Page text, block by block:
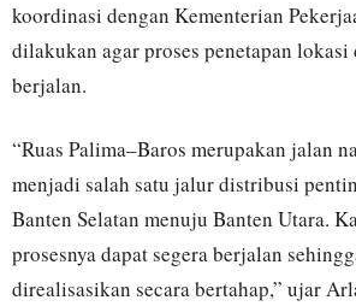
koordinasi dengan Kementerian
dilakukan agar proses penetapan lokasi
berjalan.
“Ruas Palima–Baros merupakan jalan
menjadi salah satu jalur distribusi
Banten Selatan menuju Banten Utara.
prosesnya dapat segera berjalan
direalisasikan secara bertahap,” ujar